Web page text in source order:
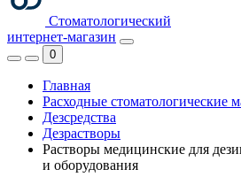
Стоматологический
интернет-магазин
0
Главная
Расходные стоматологические
Дезсредства
Дезрастворы
Растворы медицинские для
и оборудования